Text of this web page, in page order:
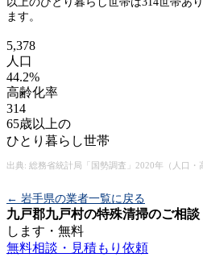
ます。
5,378
人口
44.2%
高齢化率
314
65歳以上の
ひとり暮らし世帯
出典: 総務省統計局「国勢調査」2020年（人口・
← 岩手県の業者一覧に戻る
九戸郡九戸村の特殊清掃のご相談
します・無料
無料相談・見積もり依頼